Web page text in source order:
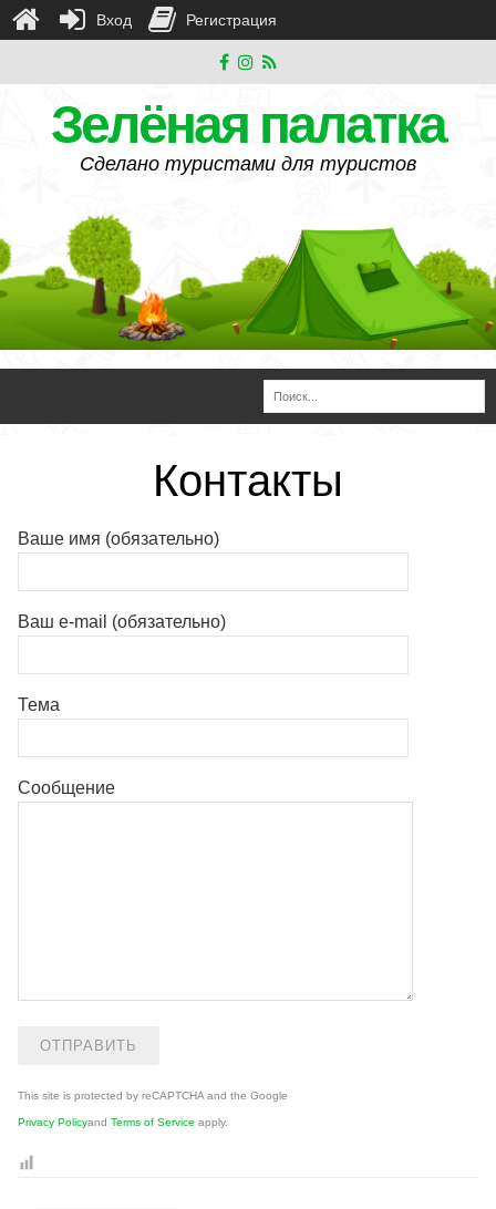
Зелёная палатка
Сделано туристами для туристов
Контакты
Ваше имя (обязательно)
Ваш e-mail (обязательно)
Тема
Сообщение
This site is protected by reCAPTCHA and the Google
Privacy Policyand Terms of Service apply.
Вход Регистрация